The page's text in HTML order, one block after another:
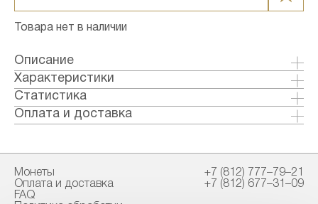
Товара нет в наличии
Описание
Характеристики
Металл: Золото
Страна: Великобритания
Годы выпуска: 1985
Проба: 917
Вес общий гр.: 15.98
Статистика
Оплата и доставка
Наличными в офисе
Монеты
Оплата и доставка
FAQ
+7 (812) 777–79–21
+7 (812) 677–31–09